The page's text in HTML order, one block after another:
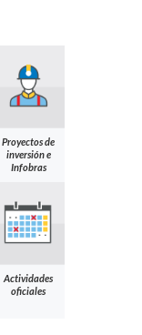
Proyectos de
inversión e
Infobras
Actividades
oficiales